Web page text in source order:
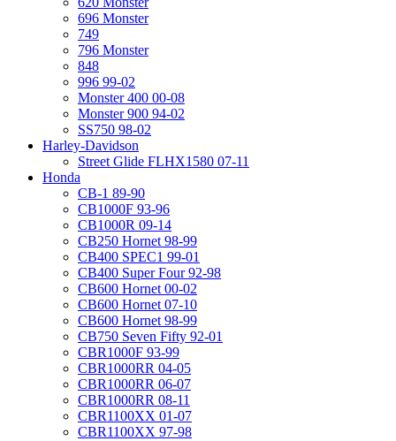
696 Monster
749
796 Monster
848
996 99-02
Monster 400 00-08
Monster 900 94-02
SS750 98-02
Harley-Davidson
Street Glide FLHX1580 07-11
Honda
CB-1 89-90
CB1000F 93-96
CB1000R 09-14
CB250 Hornet 98-99
CB400 SPEC1 99-01
CB400 Super Four 92-98
CB600 Hornet 00-02
CB600 Hornet 07-10
CB600 Hornet 98-99
CB750 Seven Fifty 92-01
CBR1000F 93-99
CBR1000RR 04-05
CBR1000RR 06-07
CBR1000RR 08-11
CBR1100XX 01-07
CBR1100XX 97-98